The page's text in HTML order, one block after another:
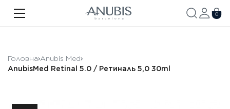
ОБЛИЧЧЯ 0
Головна Anubis Med
AnubisMed Retinal 5.0 / Ретиналь 5,0 30ml